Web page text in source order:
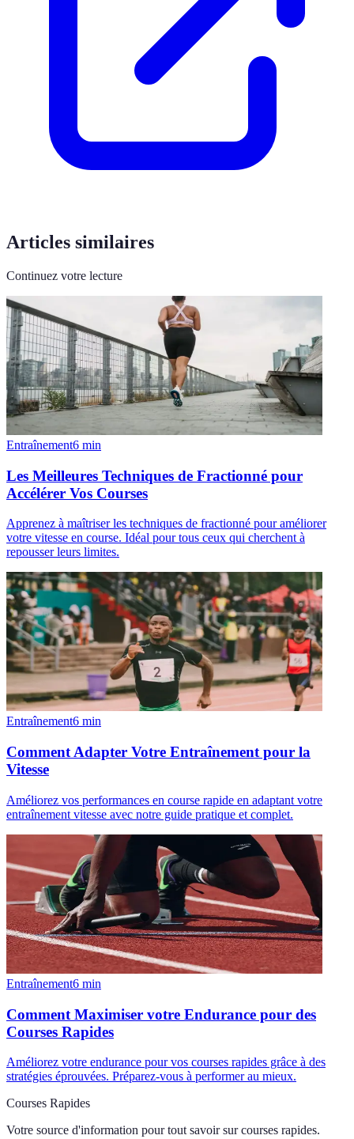
Articles similaires
Continuez votre lecture
Entraînement6 min
Les Meilleures Techniques de Fractionné pour
Accélérer Vos Courses
Apprenez à maîtriser les techniques de fractionné pour améliorer
votre vitesse en course. Idéal pour tous ceux qui cherchent à
repousser leurs limites.
Entraînement6 min
Comment Adapter Votre Entraînement pour la
Vitesse
Améliorez vos performances en course rapide en adaptant votre
entraînement vitesse avec notre guide pratique et complet.
Entraînement6 min
Comment Maximiser votre Endurance pour des
Courses Rapides
Améliorez votre endurance pour vos courses rapides grâce à des
stratégies éprouvées. Préparez-vous à performer au mieux.
Courses Rapides
Votre source d'information pour tout savoir sur courses rapides.